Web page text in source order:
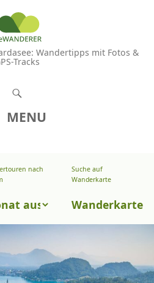
Wandertipps mit Fotos &
Tracks
MENU
nach
Suche auf
Wanderkarte
Wanderkarte